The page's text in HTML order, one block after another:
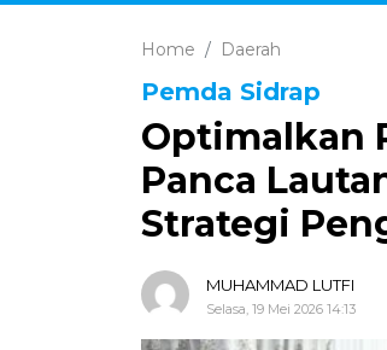
Home Daerah
Pemda Sidrap
Optimalkan
Panca
Strategi
MUHAMMAD LUTFI
Selasa, 19 Mei 2026 14:13